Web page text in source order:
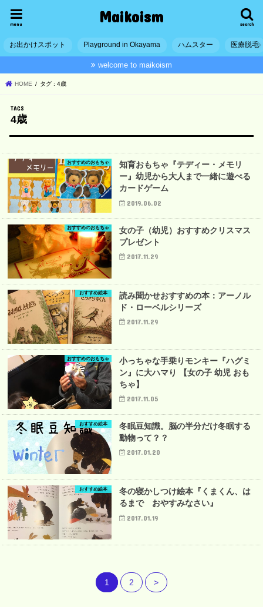
Maikoism search
menu
お出かけスポット Playground in Okayama ハムスター 医療脱毛
welcome to maikoism
HOME タグ : 4歳
4歳
おすすめのおもちゃ
知育おもちゃ『テディー・メモリ
ー』幼児から大人まで一緒に遊べる
カードゲーム
2019.06.02
おすすめのおもちゃ
女の子（幼児）おすすめクリスマス
プレゼント
2017.11.29
おすすめ絵本
読み聞かせおすすめの本：アーノル
ド・ローベルシリーズ
2017.11.29
おすすめのおもちゃ
小っちゃな手乗りモンキー『ハグミ
ン』に大ハマり 【女の子 幼児 おも
ちゃ】
2017.11.05
おすすめ絵本
冬眠豆知識。脳の半分だけ冬眠する
動物って？？
2017.01.20
おすすめ絵本
冬の寝かしつけ絵本『くまくん、は
るまで おやすみなさい』
2017.01.19
1 2 >